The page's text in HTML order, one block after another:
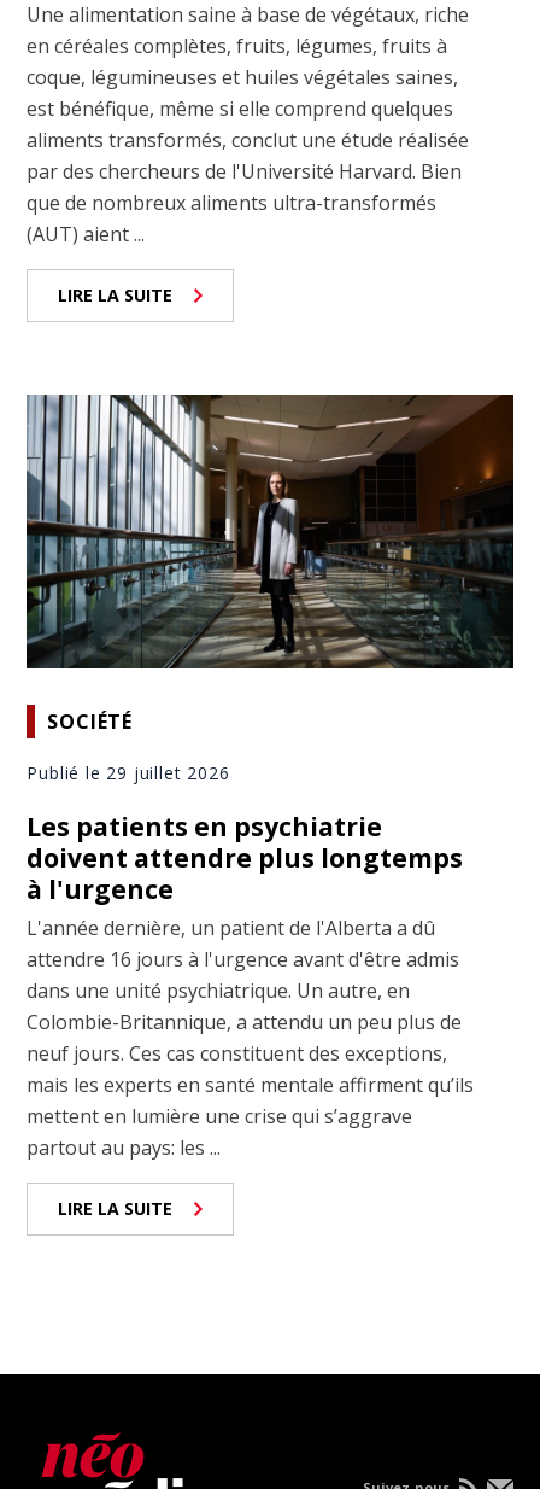
Une alimentation saine à base de végétaux, riche
en céréales complètes, fruits, légumes, fruits à
coque, légumineuses et huiles végétales saines,
est bénéfique, même si elle comprend quelques
aliments transformés, conclut une étude réalisée
par des chercheurs de l'Université Harvard. Bien
que de nombreux aliments ultra-transformés
(AUT) aient ...
LIRE LA SUITE
SOCIÉTÉ
Publié le 29 juillet 2026
Les patients en psychiatrie
doivent attendre plus longtemps
à l'urgence
L'année dernière, un patient de l'Alberta a dû
attendre 16 jours à l'urgence avant d'être admis
dans une unité psychiatrique. Un autre, en
Colombie-Britannique, a attendu un peu plus de
neuf jours. Ces cas constituent des exceptions,
mais les experts en santé mentale affirment qu’ils
mettent en lumière une crise qui s’aggrave
partout au pays: les ...
LIRE LA SUITE